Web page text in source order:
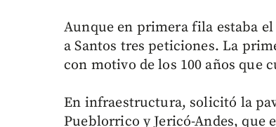
Aunque en primera fila estaba
a Santos tres peticiones. La
con motivo de los 100 años que
En infraestructura, solicitó la
Pueblorrico y Jericó-Andes, que